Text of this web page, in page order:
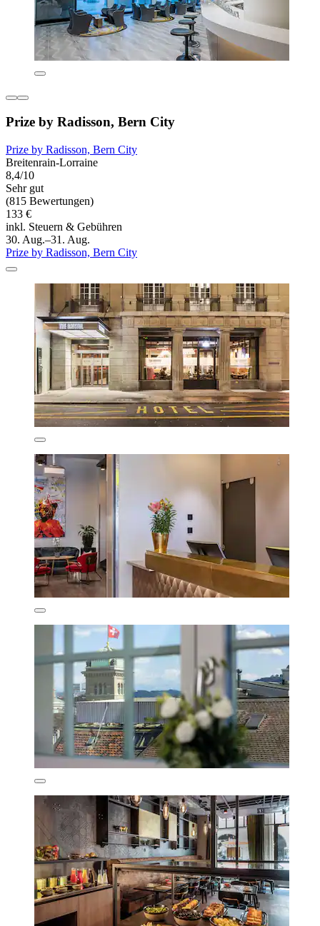
Prize by Radisson, Bern City
Prize by Radisson, Bern City
Breitenrain-Lorraine
8,4/10
Sehr gut
(815 Bewertungen)
133 €
inkl. Steuern & Gebühren
30. Aug.–31. Aug.
Prize by Radisson, Bern City